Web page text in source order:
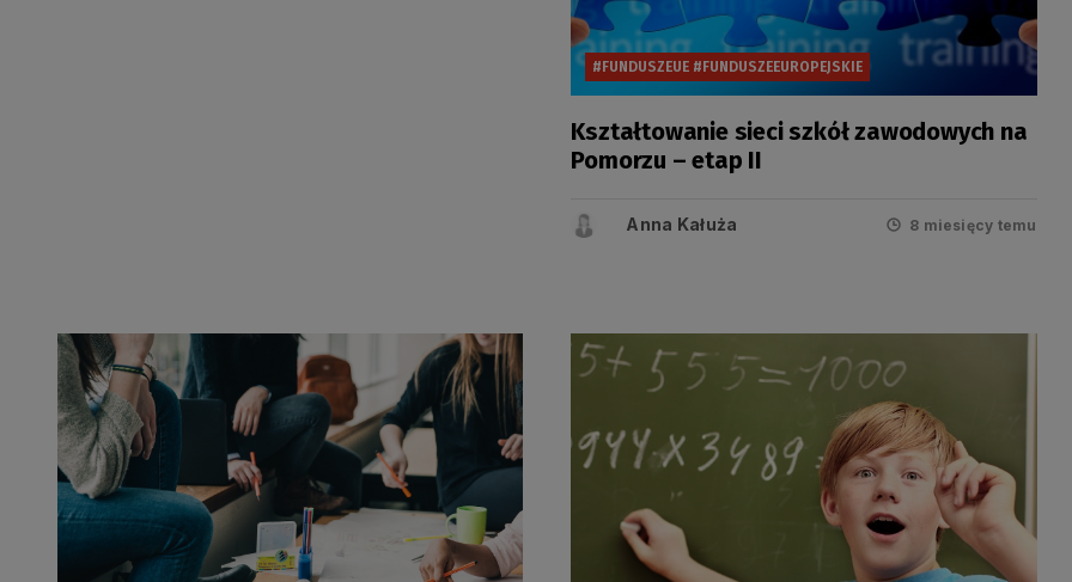
#FUNDUSZEUE #FUNDUSZEEUROPEJSKIE
Kształtowanie sieci szkół zawodowych na
Pomorzu – etap II
Anna Kałuża 8 miesięcy temu